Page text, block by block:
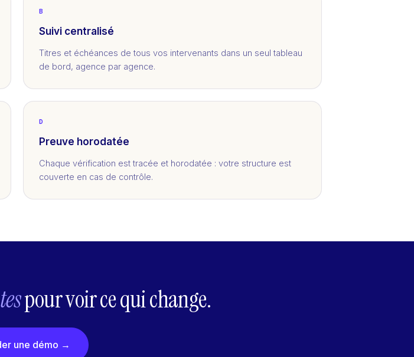
B
Suivi centralisé
Titres et échéances de tous vos intervenants dans un seul tableau
de bord, agence par agence.
D
Preuve horodatée
Chaque vérification est tracée et horodatée : votre structure est
couverte en cas de contrôle.
pour voir ce qui change.
une démo →